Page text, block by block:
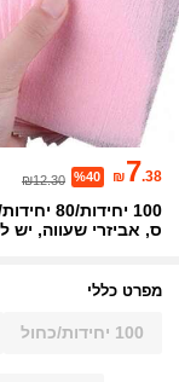
₪7.38
%40
₪12.30
ס, אביזרי שעווה,
רים למספרות, מכוני
מפרט כללי
100 יחידות/כחול